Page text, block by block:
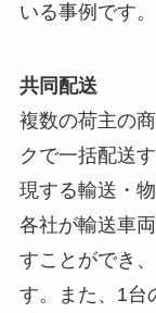
いる事例です。
共同配送
複数の荷主の
クで一括配送
現する輸送・
各社が輸送車
すことができ
す。また、1台